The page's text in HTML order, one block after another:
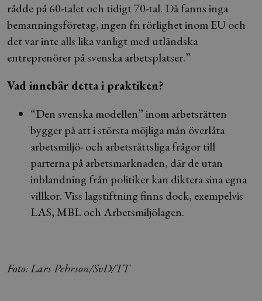
rådde på 60-talet och tidigt 70-tal. Då fanns inga
bemanningsföretag, ingen fri rörlighet inom EU och
det var inte alls lika vanligt med utländska
entreprenörer på svenska arbetsplatser.”
Vad innebär detta i praktiken?
“Den svenska modellen” inom arbetsrätten
bygger på att i största möjliga mån överlåta
arbetsmiljö- och arbetsrättsliga frågor till
parterna på arbetsmarknaden, där de utan
inblandning från politiker kan diktera sina egna
villkor. Viss lagstiftning finns dock, exempelvis
LAS, MBL och Arbetsmiljölagen.
Foto: Lars Pehrson/SvD/TT